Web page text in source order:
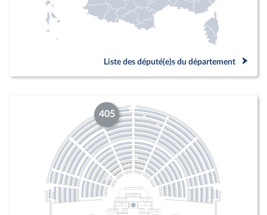
Liste des député(e)s du département
405